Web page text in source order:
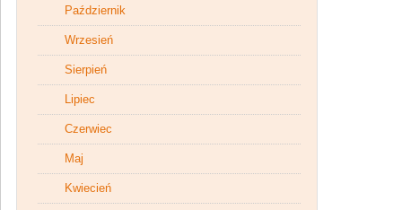
Październik
Wrzesień
Sierpień
Lipiec
Czerwiec
Maj
Kwiecień